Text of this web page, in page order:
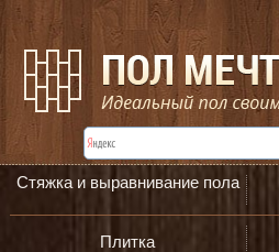
Стяжка и выравнивание пола
Плитка